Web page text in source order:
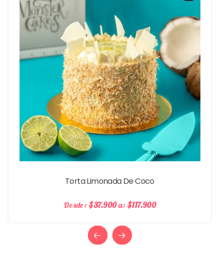
Torta Limonada De Coco
Desde: $37.900a: $117.900